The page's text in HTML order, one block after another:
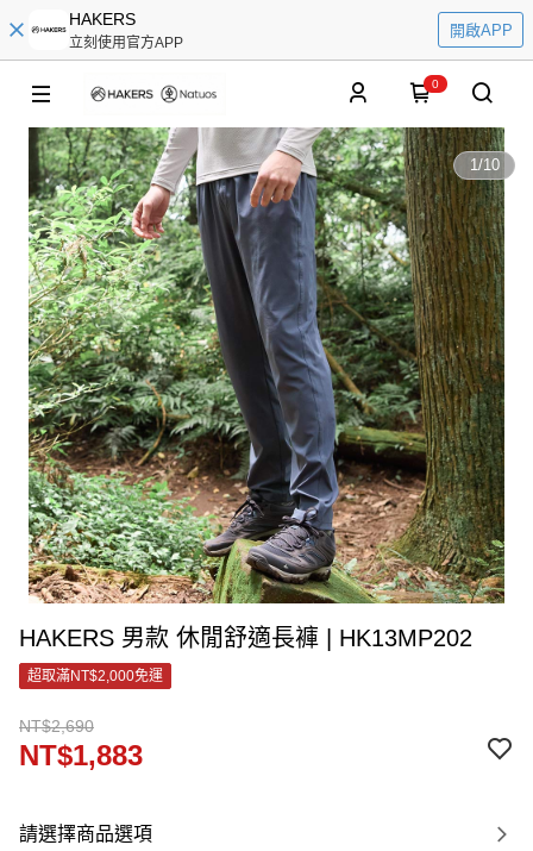
HAKERS
立刻使用官方APP
開啟APP
0
1/10
HAKERS 男款 休閒舒適長褲 | HK13MP202
超取滿NT$2,000免運
NT$2,690
NT$1,883
請選擇商品選項